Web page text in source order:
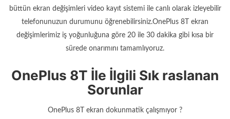
büttün ekran değişimleri video kayıt sistemi ile canlı olarak izleyebilir
telefonunuzun durumunu öğrenebilirsiniz.OnePlus 8T ekran
değişimlerimiz iş yoğunluğuna göre 20 ile 30 dakika gibi kısa bir
sürede onarımını tamamlıyoruz.
OnePlus 8T İle İlgili Sık raslanan
Sorunlar
OnePlus 8T ekran dokunmatik çalışmıyor ?